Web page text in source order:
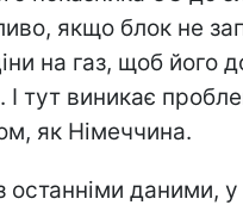
якщо блок не
на газ, щоб його
І тут виникає
як Німеччина.
останніми даними, у